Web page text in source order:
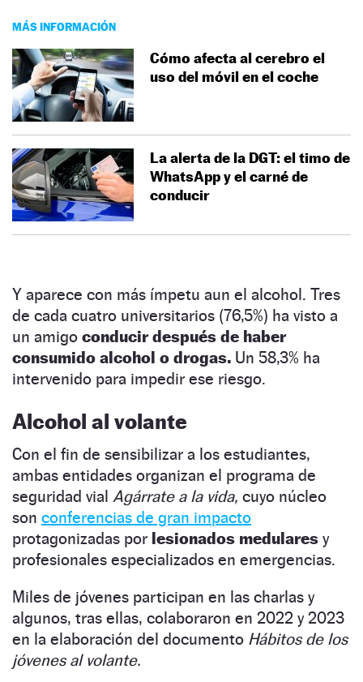
MÁS INFORMACIÓN
Cómo afecta al cerebro el
uso del móvil en el coche
La alerta de la DGT: el timo de
WhatsApp y el carné de
conducir
Y aparece con más ímpetu aun el alcohol. Tres
de cada cuatro universitarios (76,5%) ha visto a
un amigo conducir después de haber
consumido alcohol o drogas. Un 58,3% ha
intervenido para impedir ese riesgo.
Alcohol al volante
Con el fin de sensibilizar a los estudiantes,
ambas entidades organizan el programa de
seguridad vial Agárrate a la vida, cuyo núcleo
son conferencias de gran impacto
protagonizadas por lesionados medulares y
profesionales especializados en emergencias.
Miles de jóvenes participan en las charlas y
algunos, tras ellas, colaboraron en 2022 y 2023
en la elaboración del documento Hábitos de los
jóvenes al volante.